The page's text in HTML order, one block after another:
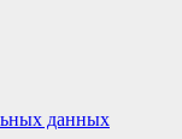
данных